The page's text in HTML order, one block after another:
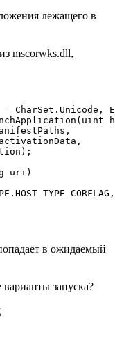
лежащего в
mscorwks.dll,
=
uri)
в ожидаемый
запуска?